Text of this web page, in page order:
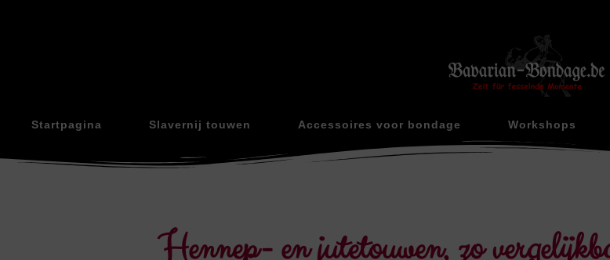
Startpagina Slavernij touwen Accessoires voor bondage Workshops
Hennep- en jutetouwen, zo